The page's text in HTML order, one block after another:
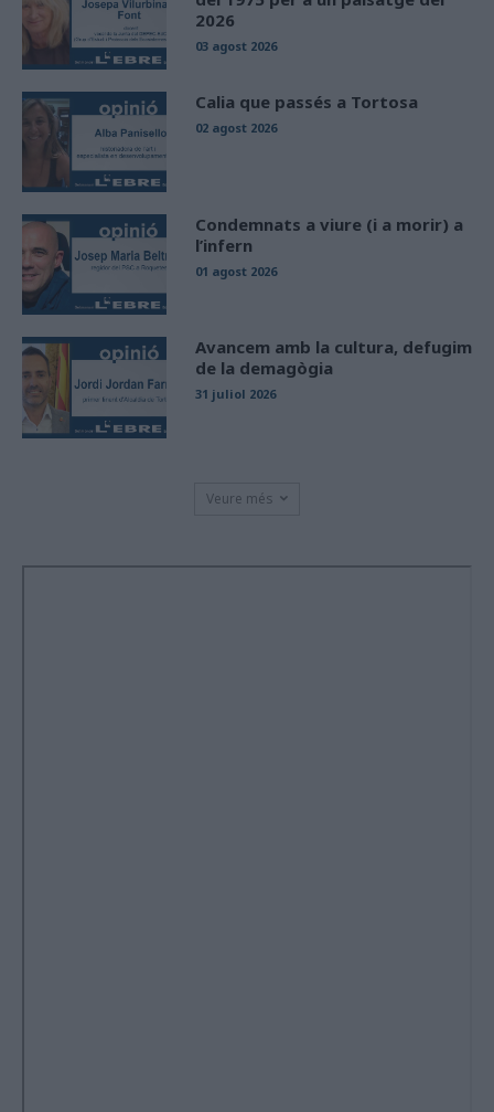
2026
03 agost 2026
Calia que passés a Tortosa
02 agost 2026
Condemnats a viure (i a morir) a
l’infern
01 agost 2026
Avancem amb la cultura, defugim
de la demagògia
31 juliol 2026
Veure més